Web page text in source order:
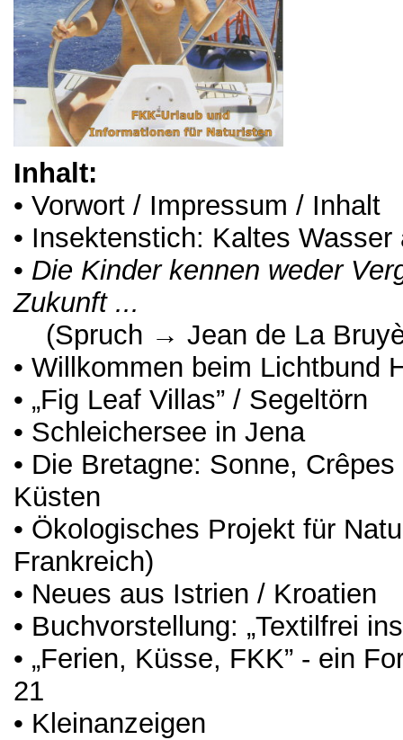
Inhalt:
• Vorwort / Impressum / Inhalt
• Insektenstich: Kaltes Wasser
• Die Kinder kennen weder
Zukunft ...
(Spruch → Jean de La
• Willkommen beim Lichtbund
• „Fig Leaf Villas” / Segeltörn
• Schleichersee in Jena
• Die Bretagne: Sonne,
Küsten
• Ökologisches Projekt für
Frankreich)
• Neues aus Istrien / Kroatien
• Buchvorstellung: „Textilfrei
• „Ferien, Küsse, FKK” - ein
21
• Kleinanzeigen